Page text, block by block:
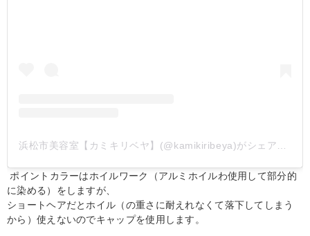
ポイントカラーはホイルワーク（アルミホイルわ使用して部分的
に染める）をしますが、
ショートヘアだとホイル（の重さに耐えれなくて落下してしまう
から）使えないのでキャップを使用します。